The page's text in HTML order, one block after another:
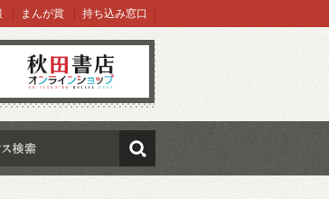
ンラインショップ
まんが賞 持ち込み窓口
検索